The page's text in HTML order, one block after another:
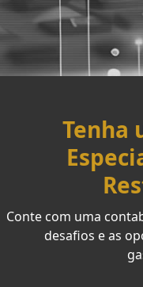
Tenha
Conte com uma
desafios e as